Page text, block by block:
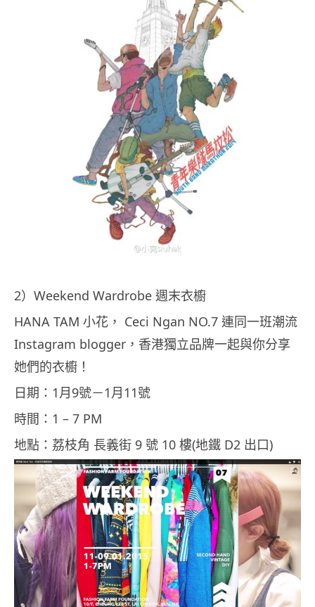
2）Weekend Wardrobe 週末衣櫥
HANA TAM 小花， Ceci Ngan NO.7 連同一班潮流
Instagram blogger，香港獨立品牌一起與你分享
她們的衣櫥！
日期：1月9號－1月11號
時間：1 – 7 PM
地點：荔枝角 長義街 9 號 10 樓(地鐵 D2 出口)